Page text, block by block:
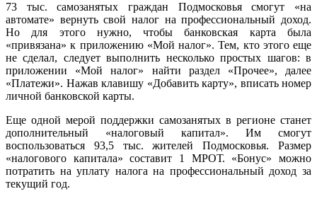
73 тыс. самозанятых граждан Подмосковья смогут «на
автомате» вернуть свой налог на профессиональный доход.
Но для этого нужно, чтобы банковская карта была
«привязана» к приложению «Мой налог». Тем, кто этого еще
не сделал, следует выполнить несколько простых шагов: в
приложении «Мой налог» найти раздел «Прочее», далее
«Платежи». Нажав клавишу «Добавить карту», вписать номер
личной банковской карты.
Еще одной мерой поддержки самозанятых в регионе станет
дополнительный «налоговый капитал». Им смогут
воспользоваться 93,5 тыс. жителей Подмосковья. Размер
«налогового капитала» составит 1 МРОТ. «Бонус» можно
потратить на уплату налога на профессиональный доход за
текущий год.